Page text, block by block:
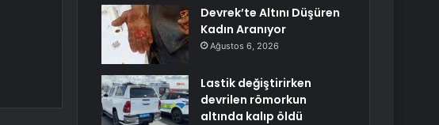
Devrek’te Altını Düşüren
Kadın Aranıyor
Ağustos 6, 2026
Lastik değiştirirken
devrilen römorkun
altında kalıp öldü